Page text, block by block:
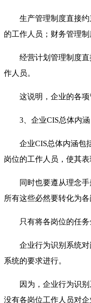
生产管理制度直接
的工作人员；财务管理
经营计划管理制度
作人员。
这说明，企业的各
3、企业CIS总体内涵
企业CIS总体内涵包
岗位的工作人员，使其
同时也要遵从理念
所有这些必然要转化为
只有将各岗位的任
企业行为识别系统
系统的要求进行。
因为，企业行为识
没有各岗位工作人员对